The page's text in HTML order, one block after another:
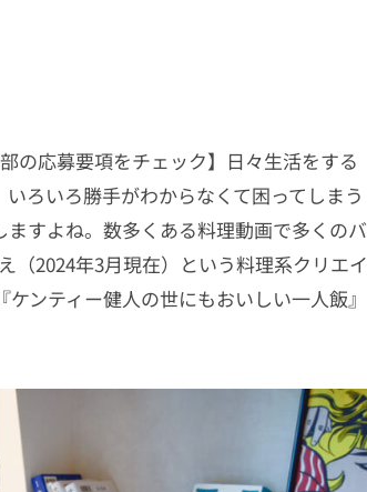
の応募要項をチェック】日々生活をする
ろいろ勝手がわからなくて困ってしまう
すよね。数多くある料理動画で多くのバ
（2024年3月現在）という料理系クリエイ
ンティー健人の世にもおいしい一人飯』